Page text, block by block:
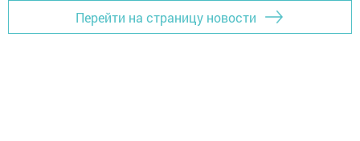
Перейти на страницу новости